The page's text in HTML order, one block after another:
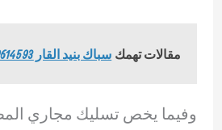
مقالات تهمك سباك بنيد القار 69614593
وفيما يخص تسليك مجاري